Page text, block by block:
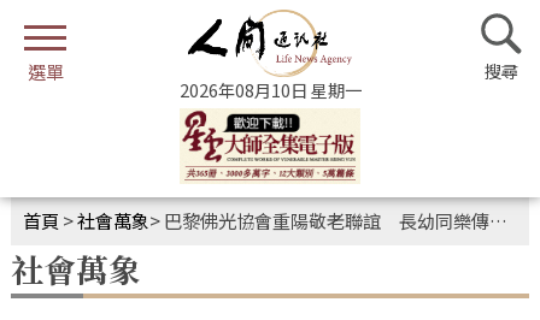
2026年08月10日 星期一
首頁 >社會萬象>巴黎佛光協會重陽敬老聯誼 長幼同樂傳承孝道
社會萬象